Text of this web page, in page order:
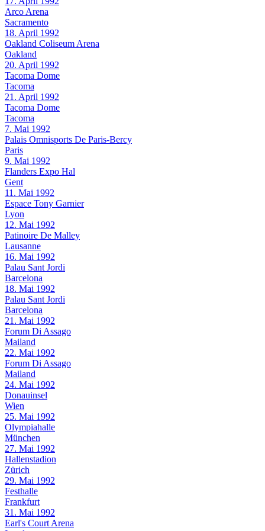
Arco Arena
Sacramento
18. April 1992
Oakland Coliseum Arena
Oakland
20. April 1992
Tacoma Dome
Tacoma
21. April 1992
Tacoma Dome
Tacoma
7. Mai 1992
Palais Omnisports De Paris-Bercy
Paris
9. Mai 1992
Flanders Expo Hal
Gent
11. Mai 1992
Espace Tony Garnier
Lyon
12. Mai 1992
Patinoire De Malley
Lausanne
16. Mai 1992
Palau Sant Jordi
Barcelona
18. Mai 1992
Palau Sant Jordi
Barcelona
21. Mai 1992
Forum Di Assago
Mailand
22. Mai 1992
Forum Di Assago
Mailand
24. Mai 1992
Donauinsel
Wien
25. Mai 1992
Olympiahalle
München
27. Mai 1992
Hallenstadion
Zürich
29. Mai 1992
Festhalle
Frankfurt
31. Mai 1992
Earl's Court Arena